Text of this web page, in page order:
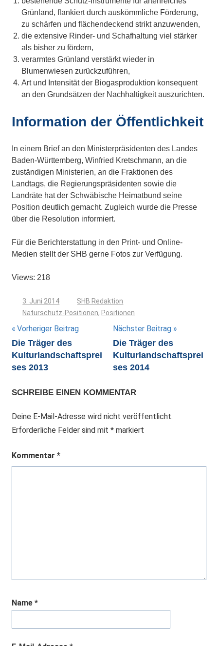
Grünland, flankiert durch auskömmliche Förderung,
zu schärfen und flächendeckend strikt anzuwenden,
die extensive Rinder- und Schafhaltung viel stärker
als bisher zu fördern,
verarmtes Grünland verstärkt wieder in
Blumenwiesen zurückzuführen,
Art und Intensität der Biogasproduktion konsequent
an den Grundsätzen der Nachhaltigkeit auszurichten.
Information der Öffentlichkeit
In einem Brief an den Ministerpräsidenten des Landes
Baden-Württemberg, Winfried Kretschmann, an die
zuständigen Ministerien, an die Fraktionen des
Landtags, die Regierungspräsidenten sowie die
Landräte hat der Schwäbische Heimatbund seine
Position deutlich gemacht. Zugleich wurde die Presse
über die Resolution informiert.
Für die Berichterstattung in den Print- und Online-
Medien stellt der SHB gerne Fotos zur Verfügung.
Views: 218
3. Juni 2014
SHB Redaktion
Naturschutz-Positionen, Positionen
Beitragsnavigation
Vorheriger Beitrag
Die Träger des
Kulturlandschaftsprei
ses 2013
Nächster Beitrag
Die Träger des
Kulturlandschaftsprei
ses 2014
SCHREIBE EINEN KOMMENTAR
Deine E-Mail-Adresse wird nicht veröffentlicht.
Erforderliche Felder sind mit * markiert
Kommentar *
Name *